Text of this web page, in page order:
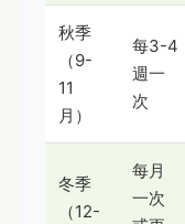
秋季
（9-
11
月）
每3-4
週一
次
冬季
（12-
每月
一次